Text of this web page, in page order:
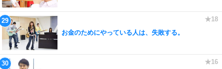
お金のためにやっている人は、失敗する。